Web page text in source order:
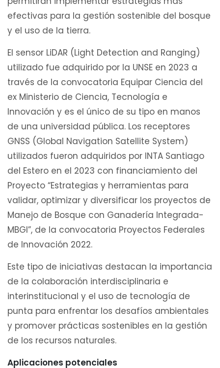
efectivas para la gestión sostenible del bosque
y el uso de la tierra.
El sensor LiDAR (Light Detection and Ranging)
utilizado fue adquirido por la UNSE en 2023 a
través de la convocatoria Equipar Ciencia del
ex Ministerio de Ciencia, Tecnología e
Innovación y es el único de su tipo en manos
de una universidad pública. Los receptores
GNSS (Global Navigation Satellite System)
utilizados fueron adquiridos por INTA Santiago
del Estero en el 2023 con financiamiento del
Proyecto “Estrategias y herramientas para
validar, optimizar y diversificar los proyectos de
Manejo de Bosque con Ganadería Integrada-
MBGI”, de la convocatoria Proyectos Federales
de Innovación 2022.
Este tipo de iniciativas destacan la importancia
de la colaboración interdisciplinaria e
interinstitucional y el uso de tecnología de
punta para enfrentar los desafíos ambientales
y promover prácticas sostenibles en la gestión
de los recursos naturales.
Aplicaciones potenciales